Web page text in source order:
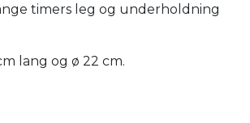
timers leg og underholdning
lang og ø 22 cm.